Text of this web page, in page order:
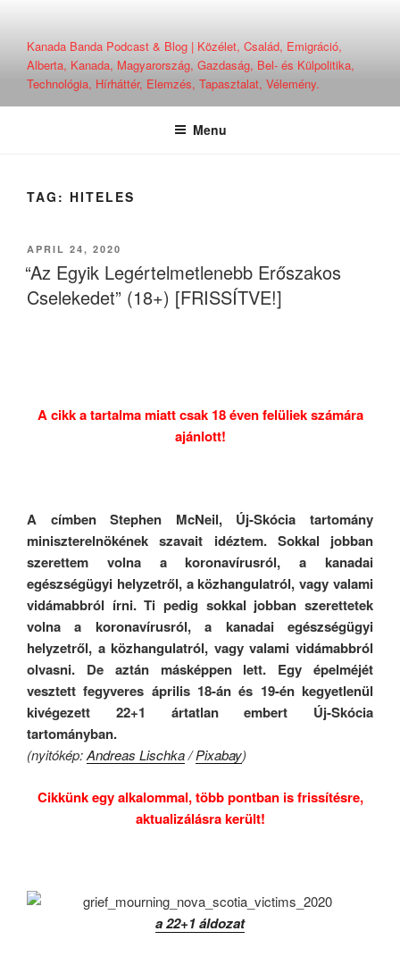
contentKanada Banda Podcast & Blog | Közélet, Család, Emigráció,
Alberta, Kanada, Magyarország, Gazdaság, Bel- és Külpolitika,
Technológia, Hírháttér, Elemzés, Tapasztalat, Vélemény.
Menu
TAG: HITELES
POSTED
ON
APRIL 24, 2020
“Az Egyik Legértelmetlenebb Erőszakos
Cselekedet” (18+) [FRISSÍTVE!]
A cikk a tartalma miatt csak 18 éven felüliek számára
ajánlott!
A címben
Stephen McNeil, Új-Skócia tartomány
miniszterelnökének szavait idéztem. Sokkal jobban
szerettem volna a koronavírusról, a kanadai
egészségügyi helyzetről, a közhangulatról, vagy valami
vidámabbról írni. Ti pedig sokkal jobban szerettetek
volna a koronavírusról, a kanadai egészségügyi
helyzetről, a közhangulatról, vagy valami vidámabbról
olvasni. De aztán másképpen lett. Egy épelméjét
vesztett fegyveres április 18-án és 19-én kegyetlenül
kivégezett 22+1 ártatlan embert Új-Skócia
tartományban.
(nyitókép:Andreas Lischka/Pixabay)
Cikkünk egy alkalommal, több pontban is frissítésre,
aktualizálásra került!
a 22+1 áldozat